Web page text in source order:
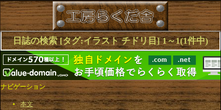
日誌の検索 [タグ:イラスト チドリ目] 1～1(1件中)
ナビゲーション
本文